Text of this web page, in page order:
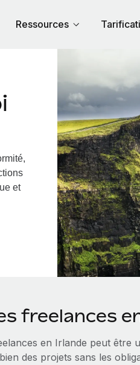
Ressources
et
freelances
en Irlande peut être
des projets sans les